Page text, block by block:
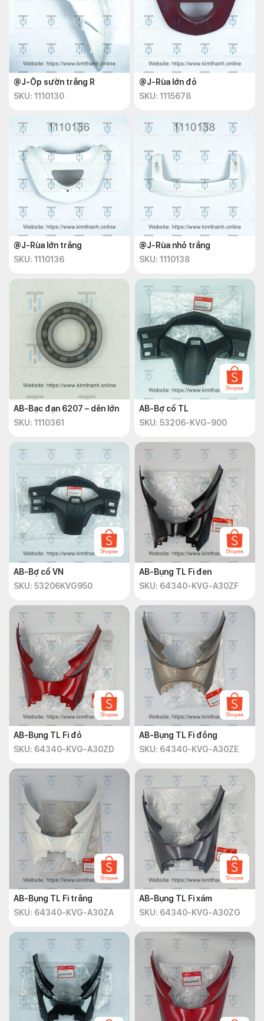
@J-Ốp sườn trắng R
SKU: 1110130
@J-Rùa lớn đỏ
SKU: 1115678
@J-Rùa lớn trắng
SKU: 1110136
@J-Rùa nhỏ trắng
SKU: 1110138
AB-Bạc đạn 6207 – dên lớn
SKU: 1110361
AB-Bợ cổ TL
SKU: 53206-KVG-900
AB-Bợ cổ VN
SKU: 53206KVG950
AB-Bụng TL Fi đen
SKU: 64340-KVG-A30ZF
AB-Bụng TL Fi đỏ
SKU: 64340-KVG-A30ZD
AB-Bụng TL Fi đồng
SKU: 64340-KVG-A30ZE
AB-Bụng TL Fi trắng
SKU: 64340-KVG-A30ZA
AB-Bụng TL Fi xám
SKU: 64340-KVG-A30ZG